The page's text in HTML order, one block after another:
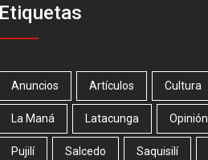
Anuncios Artículos Cultura
La Maná Latacunga Opinión
Pujilí Salcedo Saquisilí